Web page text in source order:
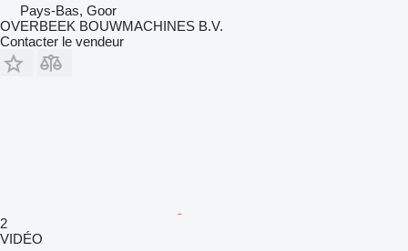
Pays-Bas, Goor
OVERBEEK BOUWMACHINES B.V.
Contacter le vendeur
2
VIDÉO